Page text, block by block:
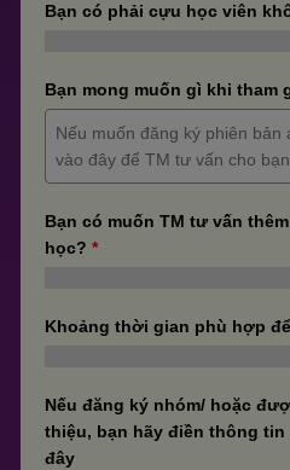
Bạn có phải cựu học viên
Bạn mong muốn gì khi tham
Bạn có muốn TM tư vấn
học? *
Khoảng thời gian phù hợp
Nếu đăng ký nhóm/ hoặc
thiệu, bạn hãy điền thông
đây